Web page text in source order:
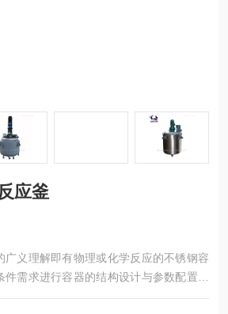
应釜
广义理解即有物理或化学反应的不锈钢容
需求进行容器的结构设计与参数配置，
及制造、验收需依据相关技术标准，以实